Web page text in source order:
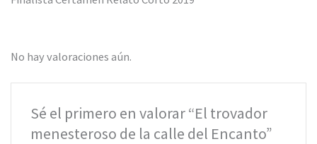
No hay valoraciones aún.
Sé el primero en valorar “El trovador
menesteroso de la calle del Encanto”